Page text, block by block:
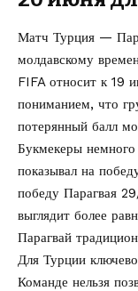
Матч Турция —
молдавскому
FIFA относит к 19
пониманием, что
потерянный балл
Букмекеры
показывал на
победу Парагвая
выглядит более
Парагвай
Для Турции
Команде нельзя